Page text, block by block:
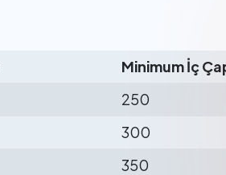
Minimum İç
250
300
350